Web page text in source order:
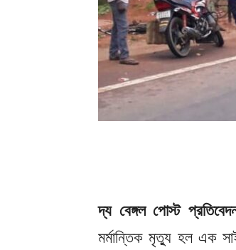
দ্য বেঙ্গল পোস্ট
মর্মান্তিক মৃত্যু হল এক